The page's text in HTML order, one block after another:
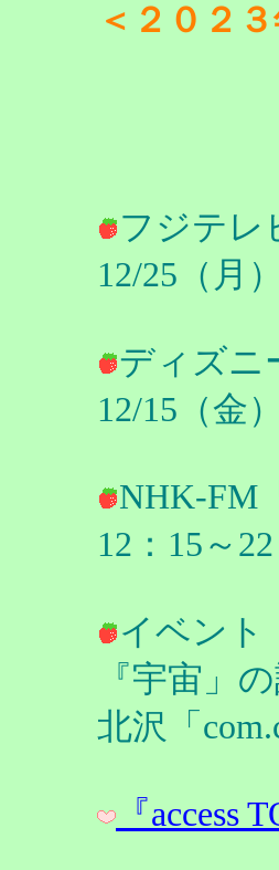
＜２０２
フジテ
12/25（
ディズニ
12/15（金
NHK-FM
12：15～
イベント
『宇宙」
北沢「
『access